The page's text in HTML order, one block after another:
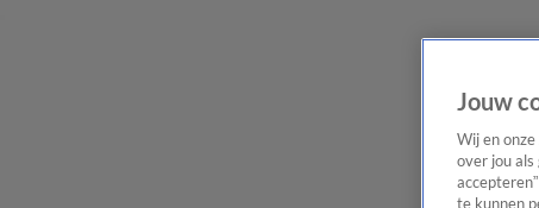
Jouw
Wij en onze
over jou als
te kunnen